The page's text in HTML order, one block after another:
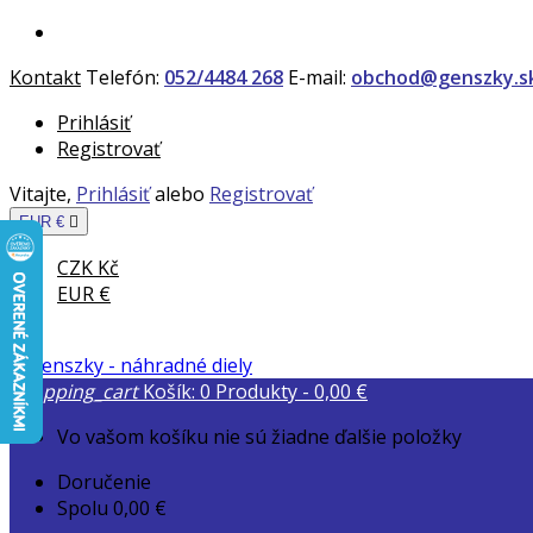
Kontakt Telefón: 052/4484 268 E-mail:
Prihlásiť
Registrovať
Vitajte, Prihlásiťalebo Registrovať
EUR € 
CZK Kč
EUR €
shopping_cart Košík: 0 Produkty - 0,00 €
Vo vašom košíku nie sú žiadne ďalšie položky
Doručenie
Spolu 0,00 €